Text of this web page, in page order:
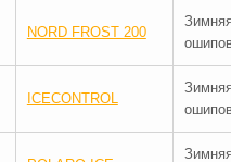
NORD FROST 200
Зимняя
ICECONTROL
Зимняя
Зимняя